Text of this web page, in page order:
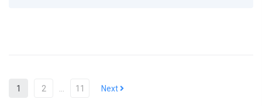
1 2 … 11 Next